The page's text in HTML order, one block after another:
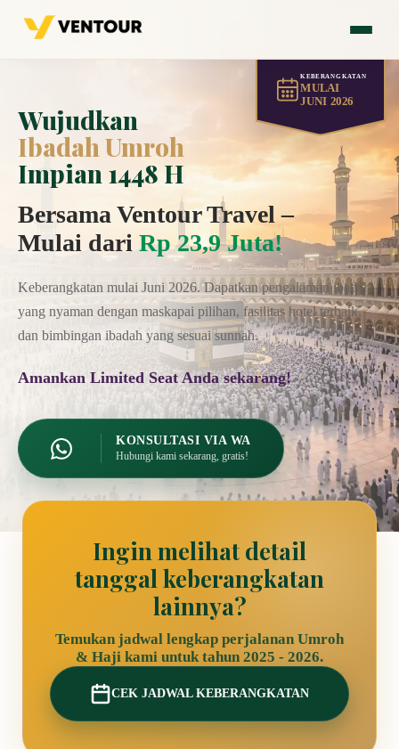
KEBERANGKATAN
MULAI
JUNI 2026
Wujudkan
Ibadah Umroh
Impian 1448 H
Bersama Ventour Travel –
Mulai dari Rp 23,9 Juta!
Keberangkatan mulai Juni 2026. Dapatkan pengalaman ibadah
yang nyaman dengan maskapai pilihan, fasilitas hotel terbaik,
dan bimbingan ibadah yang sesuai sunnah.
Amankan Limited Seat Anda sekarang!
KONSULTASI VIA WA
Hubungi kami sekarang, gratis!
Ingin melihat detail
tanggal keberangkatan
lainnya?
Temukan jadwal lengkap perjalanan Umroh
& Haji kami untuk tahun 2025 - 2026.
CEK JADWAL KEBERANGKATAN